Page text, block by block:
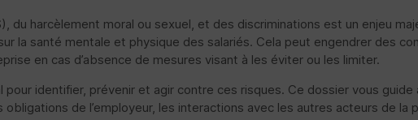
), du harcèlement moral ou sexuel, et des discriminations est un enjeu
la santé mentale et physique des salariés. Cela peut engendrer des
en cas d’absence de mesures visant à les éviter ou les limiter.
pour identifier, prévenir et agir contre ces risques. Ce dossier vous guide
de l’employeur, les interactions avec les autres acteurs de la